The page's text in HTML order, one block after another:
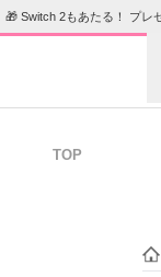
🎁 Switch 2もあたる！ プレ
TOP